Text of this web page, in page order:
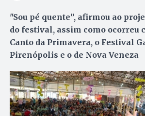
"Sou pé quente”, afirmou ao
do festival, assim como ocorreu
Canto da Primavera, o Festival
Pirenópolis e o de Nova Veneza